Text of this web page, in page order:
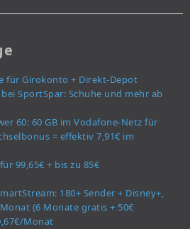
für Girokonto + Direkt-Depot
SportSpar: Schuhe und mehr ab
60: 60 GB im Vodafone-Netz für
= effektiv 7,91€ im
99,65€ + bis zu 85€
180+ Sender + Disney+,
(6 Monate gratis + 50€
Monat